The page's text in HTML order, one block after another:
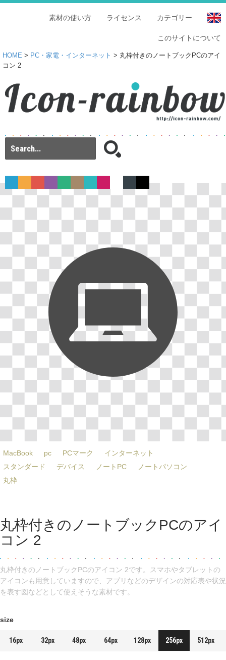
カテゴリー
ライセンス
素材の使い方
このサイトについて
HOME > PC・家電・インターネット > 丸枠付きのノートブックPCのアイ
コン 2
MacBook pc PCマーク
インターネット
スタンダード
デバイス ノートPC
ノートパソコン
丸枠
丸枠付きのノートブックPCのアイ
コン 2
丸枠付きのノートブックPCのアイコン 2です。スマホやタブレットの
アイコンも用意していますので、アプリなどのデザインの対応表や状況
を表す図などとして使えそうな素材です。
size
16px 32px 48px 64px 128px 256px 512px